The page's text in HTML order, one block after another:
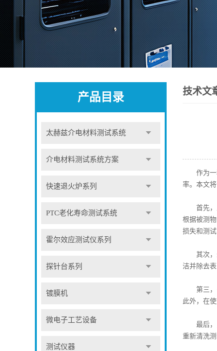
产品目录
太赫兹介电材料测试系统
介电材料测试系统方案
快速退火炉系列
PTC老化寿命测试系统
霍尔效应测试仪系列
探针台系列
镀膜机
微电子工艺设备
测试仪器
技术文
作为一
率。本文
首先，正
根据被测
损失和测
其次，进
洁并除去
第三，需
此外，在
最后，为
重新清洗